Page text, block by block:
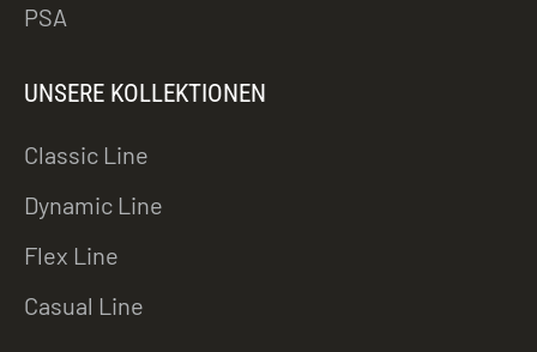
PSA
UNSERE KOLLEKTIONEN
Classic Line
Dynamic Line
Flex Line
Casual Line